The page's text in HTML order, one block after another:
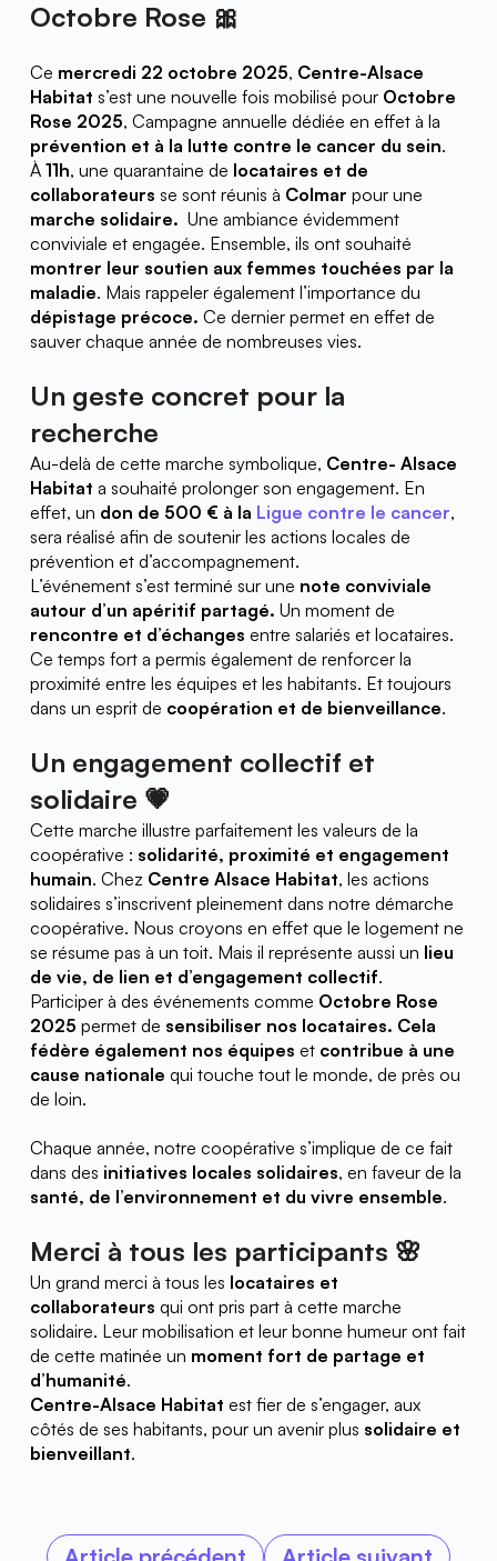
Octobre Rose 🎀
Ce mercredi 22 octobre 2025, Centre-Alsace
Habitat s’est une nouvelle fois mobilisé pour Octobre
Rose 2025
prévention et à la lutte contre le cancer du sein.
À 11h, une quarantaine de locataires et de
collaborateurs se sont réunis à Colmar
marche solidaire. Une ambiance évidemment
montrer leur soutien aux femmes touchées par la
maladie
dépistage précoce. Ce dernier permet en effet de
sauver chaque année de nombreuses vies.
Un geste concret pour la
recherche
Au-delà de cette marche symbolique, Centre- Alsace
Habitat a souhaité prolonger son engagement. En
effet, un don de 500 € à la Ligue contre le cancer,
sera réalisé afin de soutenir les actions locales de
prévention et d’accompagnement.
L’événement s’est terminé sur une note conviviale
autour d’un apéritif partagé.
rencontre et d’échanges entre salariés et locataires.
Ce temps fort a permis également de renforcer la
proximité entre les équipes et les habitants. Et toujours
dans un esprit de coopération et de bienveillance.
Un engagement collectif et
solidaire 💗
Cette marche illustre parfaitement les valeurs de la
coopérative : solidarité, proximité et engagement
humain. Chez Centre Alsace Habitat, les actions
solidaires s’inscrivent pleinement dans notre démarche
coopérative. Nous croyons en effet que le logement ne
se résume pas à un toit. Mais il représente aussi un lieu
de vie, de lien et d’engagement collectif.
Participer à des événements comme Octobre Rose
2025 permet de sensibiliser nos locataires. Cela
fédère également nos équipes et contribue à une
cause nationale qui touche tout le monde, de près ou
de loin.
Chaque année, notre coopérative s’implique de ce fait
dans des initiatives locales solidaires
santé, de l’environnement et du vivre ensemble.
Merci à tous les participants 🌸
Un grand merci à tous les locataires et
collaborateurs qui ont pris part à cette marche
solidaire. Leur mobilisation et leur bonne humeur ont fait
de cette matinée un moment fort de partage et
d’humanité.
Centre-Alsace Habitat est fier de s’engager, aux
côtés de ses habitants, pour un avenir plus solidaire et
bienveillant.